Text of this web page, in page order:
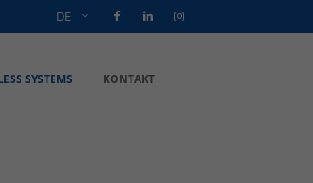
DE
SYSTEMS KONTAKT